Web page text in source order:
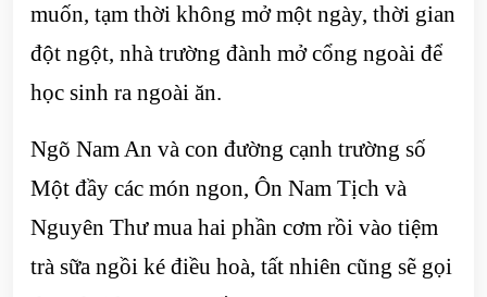
muốn, tạm thời không mở một ngày, thời gian
đột ngột, nhà trường đành mở cổng ngoài để
học sinh ra ngoài ăn.
Ngõ Nam An và con đường cạnh trường số
Một đầy các món ngon, Ôn Nam Tịch và
Nguyên Thư mua hai phần cơm rồi vào tiệm
trà sữa ngồi ké điều hoà, tất nhiên cũng sẽ gọi